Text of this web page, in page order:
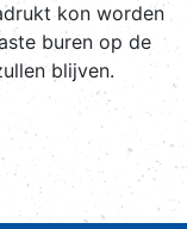
kon worden
buren op de
blijven.